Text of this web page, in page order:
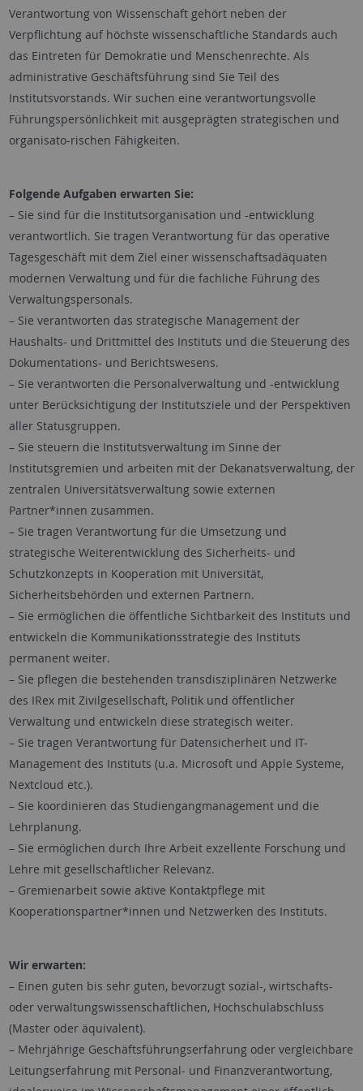
Verantwortung von Wissenschaft gehört neben der
Verpflichtung auf höchste wissenschaftliche Standards auch
das Eintreten für Demokratie und Menschenrechte. Als
administrative Geschäftsführung sind Sie Teil des
Institutsvorstands. Wir suchen eine verantwortungsvolle
Führungspersönlichkeit mit ausgeprägten strategischen und
organisato-rischen Fähigkeiten.
Folgende Aufgaben erwarten Sie:
– Sie sind für die Institutsorganisation und -entwicklung
verantwortlich. Sie tragen Verantwortung für das operative
Tagesgeschäft mit dem Ziel einer wissenschaftsadäquaten
modernen Verwaltung und für die fachliche Führung des
Verwaltungspersonals.
– Sie verantworten das strategische Management der
Haushalts- und Drittmittel des Instituts und die Steuerung des
Dokumentations- und Berichtswesens.
– Sie verantworten die Personalverwaltung und -entwicklung
unter Berücksichtigung der Institutsziele und der Perspektiven
aller Statusgruppen.
– Sie steuern die Institutsverwaltung im Sinne der
Institutsgremien und arbeiten mit der Dekanatsverwaltung, der
zentralen Universitätsverwaltung sowie externen
Partner*innen zusammen.
– Sie tragen Verantwortung für die Umsetzung und
strategische Weiterentwicklung des Sicherheits- und
Schutzkonzepts in Kooperation mit Universität,
Sicherheitsbehörden und externen Partnern.
– Sie ermöglichen die öffentliche Sichtbarkeit des Instituts und
entwickeln die Kommunikationsstrategie des Instituts
permanent weiter.
– Sie pflegen die bestehenden transdisziplinären Netzwerke
des IRex mit Zivilgesellschaft, Politik und öffentlicher
Verwaltung und entwickeln diese strategisch weiter.
– Sie tragen Verantwortung für Datensicherheit und IT-
Management des Instituts (u.a. Microsoft und Apple Systeme,
Nextcloud etc.).
– Sie koordinieren das Studiengangmanagement und die
Lehrplanung.
– Sie ermöglichen durch Ihre Arbeit exzellente Forschung und
Lehre mit gesellschaftlicher Relevanz.
– Gremienarbeit sowie aktive Kontaktpflege mit
Kooperationspartner*innen und Netzwerken des Instituts.
Wir erwarten:
– Einen guten bis sehr guten, bevorzugt sozial-, wirtschafts-
oder verwaltungswissenschaftlichen, Hochschulabschluss
(Master oder äquivalent).
– Mehrjährige Geschäftsführungserfahrung oder vergleichbare
Leitungserfahrung mit Personal- und Finanzverantwortung,